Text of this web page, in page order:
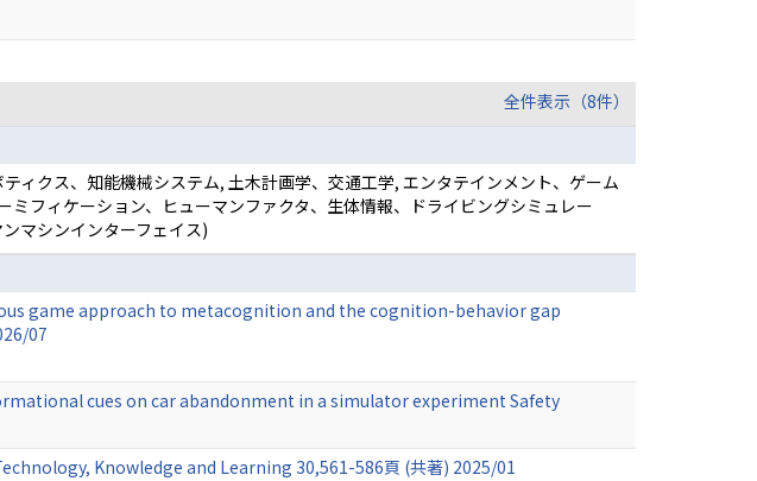
全件表示（8件）
ィクス、知能機械システム, 土木計画学、交通工学, エンタテインメント、ゲーム
フィケーション、ヒューマンファクタ、生体情報、ドライビングシミュレー
マシンインターフェイス)
game approach to metacognition and the cognition-behavior gap
07
cues on car abandonment in a simulator experiment Safety
Knowledge and Learning 30,561-586頁 (共著) 2025/01